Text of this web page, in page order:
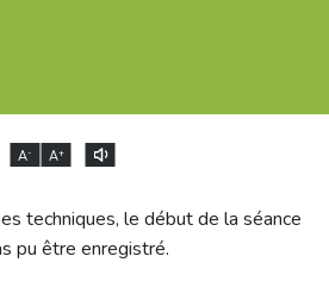
A- A+
techniques, le début de la séance
pu être enregistré.